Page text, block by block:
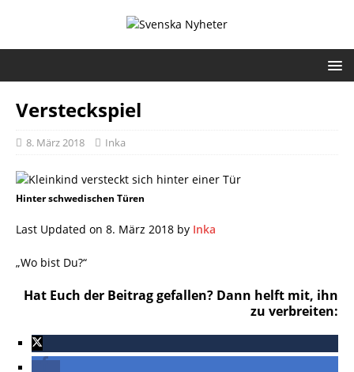
Versteckspiel
8. März 2018 Inka
Hinter schwedischen Türen
Last Updated on 8. März 2018 by Inka
„Wo bist Du?“
Hat Euch der Beitrag gefallen? Dann helft mit, ihn
zu verbreiten: